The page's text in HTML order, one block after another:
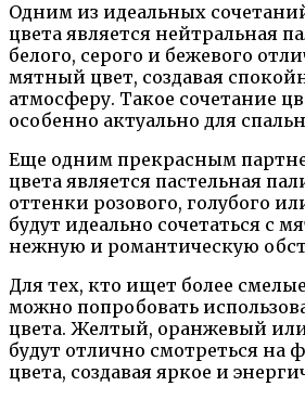
Одним из идеальных
цвета является нейтральная
белого, серого и бежевого
мятный цвет, создавая
атмосферу. Такое сочетание
особенно актуально для
Еще одним прекрасным
цвета является пастельная
оттенки розового, голубого
будут идеально сочетаться с
нежную и романтическую
Для тех, кто ищет более
можно попробовать
цвета. Желтый, оранжевый
будут отлично смотреться на
цвета, создавая яркое и